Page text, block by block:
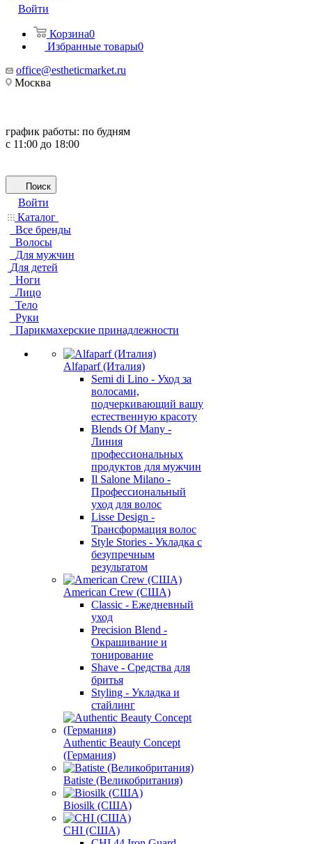
Войти
Корзина0
Избранные товары0
office@estheticmarket.ru
Москва
график работы: по будням
с 11:00 до 18:00
Поиск
Войти
Каталог
Все бренды
Волосы
Для мужчин
Для детей
Ноги
Лицо
Тело
Руки
Парикмахерские принадлежности
Alfaparf (Италия)
Semi di Lino - Уход за
волосами,
подчеркивающий вашу
естественную красоту
Blends Of Many -
Линия
профессиональных
продуктов для мужчин
Il Salone Milano -
Профессиональный
уход для волос
Lisse Design -
Трансформация волос
Style Stories - Укладка с
безупречным
результатом
American Crew (США)
Classic - Ежедневный
уход
Precision Blend -
Окрашивание и
тонирование
Shave - Средства для
бритья
Styling - Укладка и
стайлинг
Authentic Beauty Concept
(Германия)
Batiste (Великобритания)
Biosilk (США)
CHI (США)